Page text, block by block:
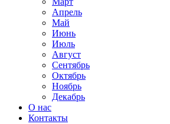
Апрель
Май
Июнь
Июль
Август
Сентябрь
Октябрь
Ноябрь
Декабрь
О нас
Контакты